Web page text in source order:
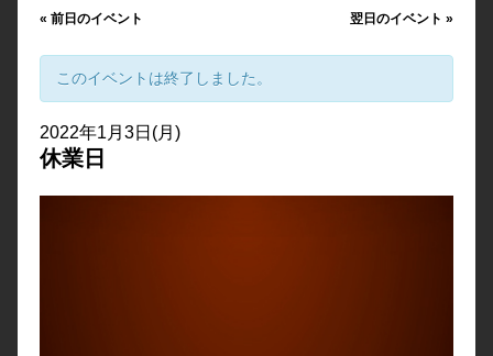
« 前日のイベント 翌日のイベント»
このイベントは終了しました。
2022年1月3日(月)
休業日